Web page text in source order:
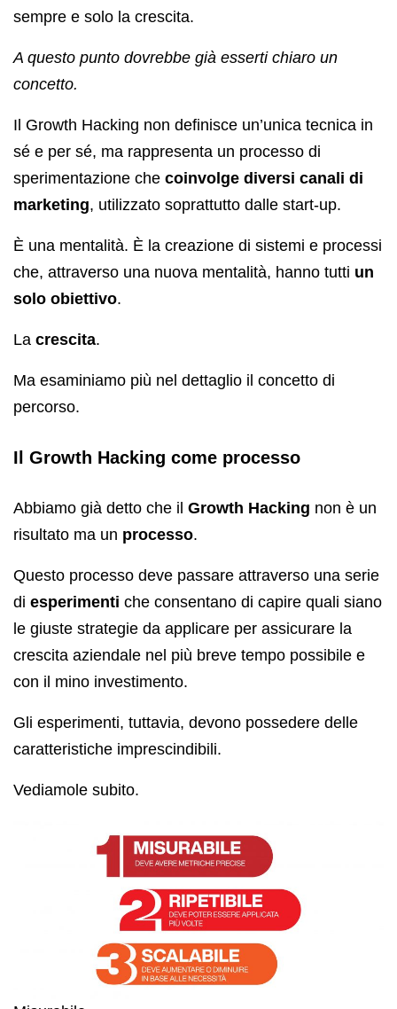
sempre e solo la crescita.
A questo punto dovrebbe già esserti chiaro un
concetto.
Il Growth Hacking non definisce un’unica tecnica in
sé e per sé, ma rappresenta un processo di
sperimentazione che coinvolge diversi canali di
marketing, utilizzato soprattutto dalle start-up.
È una mentalità. È la creazione di sistemi e processi
che, attraverso una nuova mentalità, hanno tutti un
solo obiettivo.
La crescita.
Ma esaminiamo più nel dettaglio il concetto di
percorso.
Il Growth Hacking come processo
Abbiamo già detto che il Growth Hacking non è un
risultato ma un processo.
Questo processo deve passare attraverso una serie
di esperimenti che consentano di capire quali siano
le giuste strategie da applicare per assicurare la
crescita aziendale nel più breve tempo possibile e
con il mino investimento.
Gli esperimenti, tuttavia, devono possedere delle
caratteristiche imprescindibili.
Vediamole subito.